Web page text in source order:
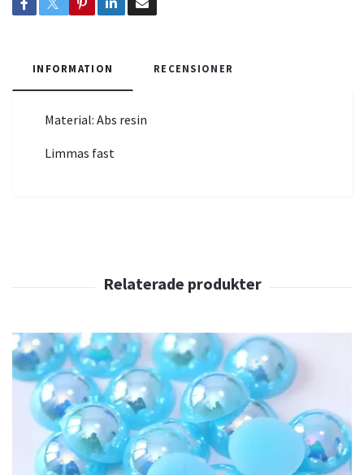
INFORMATION RECENSIONER
Material: Abs resin
Limmas fast